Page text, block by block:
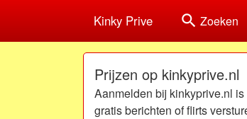
Kinky Prive search Zoeken
Prijzen op kinkyprive.nl
Aanmelden bij kinkyprive.nl
gratis berichten of flirts